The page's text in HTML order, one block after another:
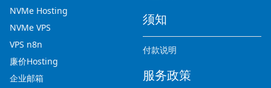
NVMe Hosting
NVMe VPS
VPS n8n
廉价Hosting
企业邮箱
须知
付款说明
服务政策